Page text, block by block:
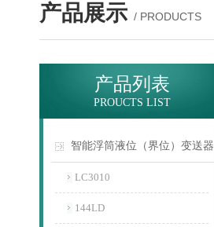
产品展示 / PRODUCTS
产品列表
PROUCTS LIST
智能浮筒液位（界位）变送器
LC3010
144LD